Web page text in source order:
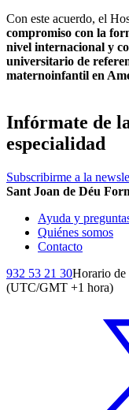
Con este acuerdo, el
compromiso con la
nivel internacional y
universitario de
maternoinfantil en
Infórmate de
especialidad
Subscribirme a la
Sant Joan de Déu
Ayuda y
Quiénes somos
Contacto
932 53 21 30Horario de
(UTC/GMT +1 hora)